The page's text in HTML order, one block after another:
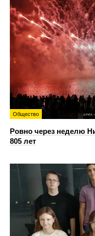
Общество
Ровно через неделю
805 лет